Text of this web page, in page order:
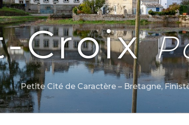
Croix
Petite Cité de Caractère – Bretagne,